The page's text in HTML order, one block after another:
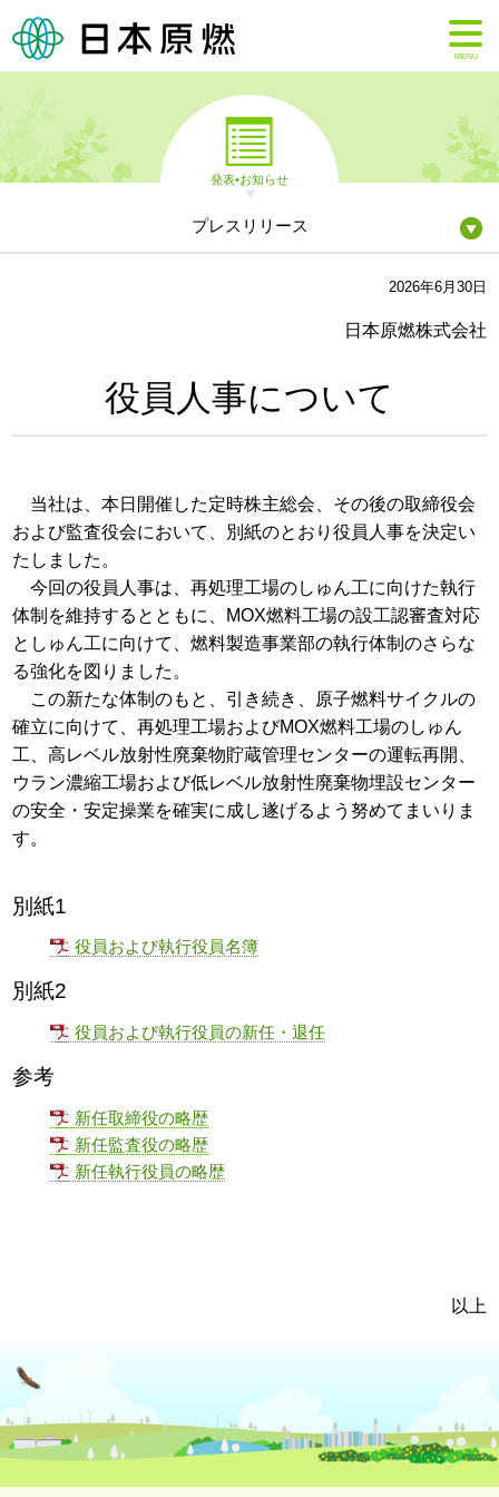
MENU
発表•お知らせ
プレスリリース
2026年6月30日
日本原燃株式会社
役員人事について
当社は、本日開催した定時株主総会、その後の取締役会
および監査役会において、別紙のとおり役員人事を決定い
たしました。
今回の役員人事は、再処理工場のしゅん工に向けた執行
体制を維持するとともに、MOX燃料工場の設工認審査対応
としゅん工に向けて、燃料製造事業部の執行体制のさらな
る強化を図りました。
この新たな体制のもと、引き続き、原子燃料サイクルの
確立に向けて、再処理工場およびMOX燃料工場のしゅん
工、高レベル放射性廃棄物貯蔵管理センターの運転再開、
ウラン濃縮工場および低レベル放射性廃棄物埋設センター
の安全・安定操業を確実に成し遂げるよう努めてまいりま
す。
別紙1
役員および執行役員名簿
別紙2
役員および執行役員の新任・退任
参考
新任取締役の略歴
新任監査役の略歴
新任執行役員の略歴
以上